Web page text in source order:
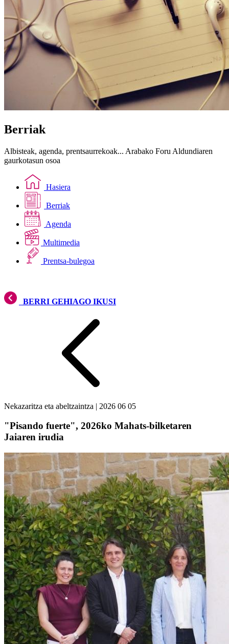
Berriak
Albisteak, agenda, prentsaurrekoak... Arabako Foru Aldundiaren
gaurkotasun osoa
Hasiera
Berriak
Agenda
Multimedia
Prentsa-bulegoa
BERRI GEHIAGO IKUSI
Nekazaritza eta abeltzaintza | 2026 06 05
"Pisando fuerte", 2026ko Mahats-bilketaren
Jaiaren irudia